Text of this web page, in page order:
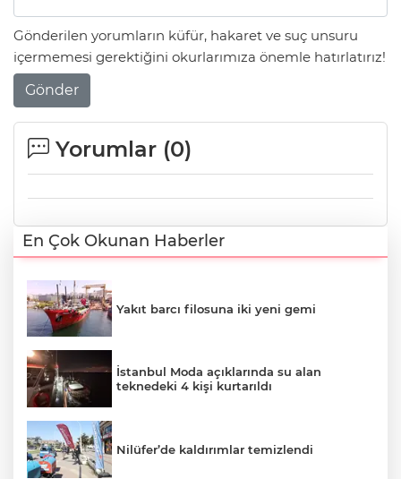
Gönderilen yorumların küfür, hakaret ve suç unsuru
içermemesi gerektiğini okurlarımıza önemle hatırlatırız!
Gönder
Yorumlar (0)
En Çok Okunan Haberler
Yakıt barcı filosuna iki yeni gemi
İstanbul Moda açıklarında su alan
teknedeki 4 kişi kurtarıldı
Nilüfer’de kaldırımlar temizlendi